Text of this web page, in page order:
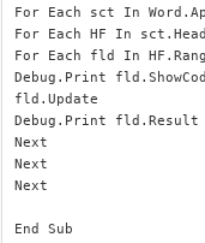
For Each sct In
For Each HF In
For Each fld In
Debug.Print
fld.Update
Debug.Print fld.Result
Next
Next
Next
End Sub